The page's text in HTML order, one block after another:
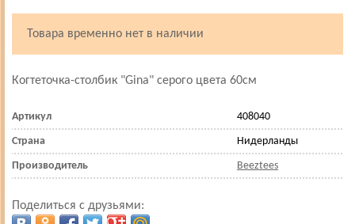
Товара временно нет в наличии
Когтеточка-столбик "Gina" серого цвета 60см
Артикул 408040
Страна Нидерланды
Производитель Beeztees
Поделиться с друзьями: